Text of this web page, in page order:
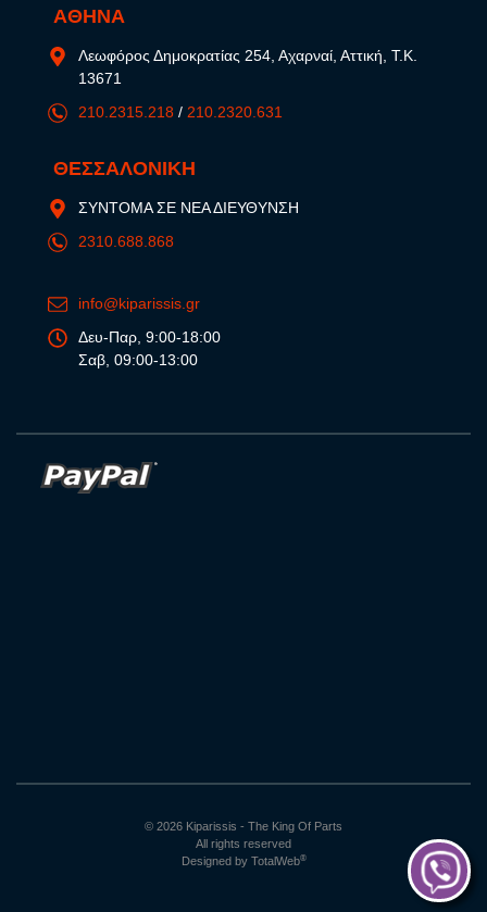
ΑΘΗΝΑ
Λεωφόρος Δημοκρατίας 254, Αχαρναί, Αττική, Τ.Κ.
13671
210.2315.218 / 210.2320.631
ΘΕΣΣΑΛΟΝΙΚΗ
ΣΥΝΤΟΜΑ ΣΕ ΝΕΑ ΔΙΕΥΘΥΝΣΗ
2310.688.868
info@kiparissis.gr
Δευ-Παρ, 9:00-18:00
Σαβ, 09:00-13:00
© 2026 Kiparissis - The King Of Parts
All rights reserved
Designed by TotalWeb®